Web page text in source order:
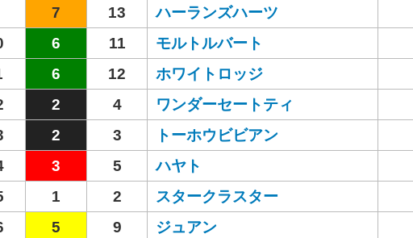
7 13 ハーランズハーツ
6 11 モルトルバート
6 12 ホワイトロッジ
2 4 ワンダーセートティ
2 3 トーホウビビアン
3 5 ハヤト
1 2 スタークラスター
5 9 ジュアン